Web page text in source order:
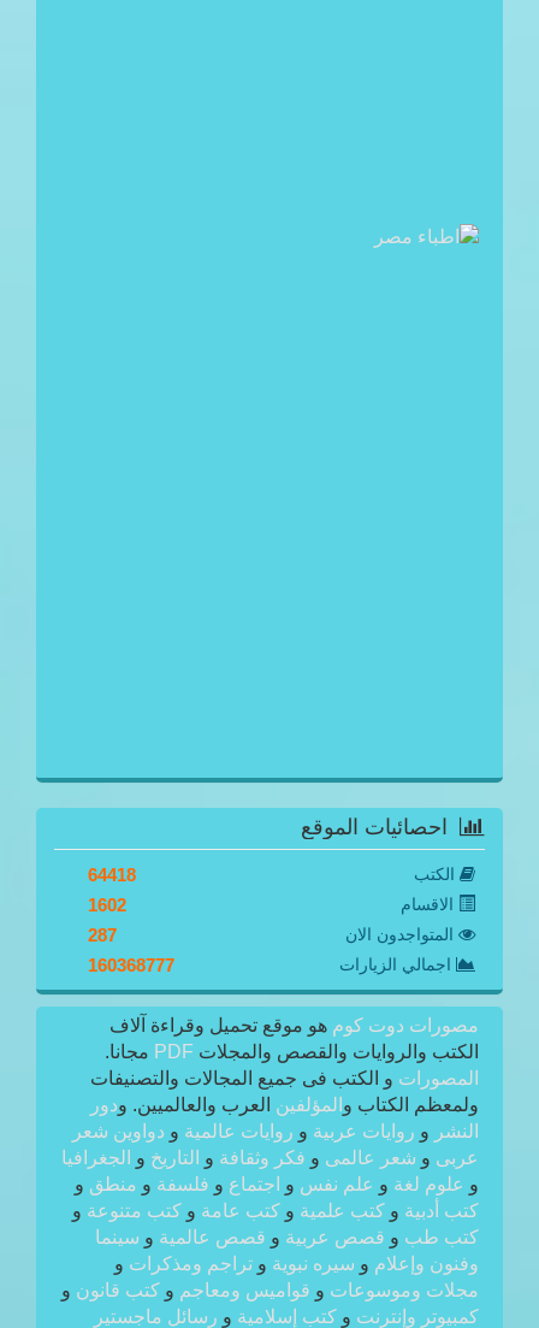
احصائيات الموقع
الكتب 64418
الاقسام 1602
المتواجدون الان 287
اجمالي الزيارات 160368777
مصورات دوت كوم هو موقع تحميل وقراءة آلاف
الكتب والروايات والقصص والمجلات PDF مجانا.
المصورات و الكتب فى جميع المجالات والتصنيفات
ولمعظم الكتاب و المؤلفين العرب والعالميين. ودور
النشر و روايات عربية و روايات عالمية و دواوين شعر
عربى و شعر عالمى و فكر وثقافة و التاريخ و الجغرافيا
و علوم لغة و علم نفس و اجتماع و فلسفة و منطق و
كتب أدبية و كتب علمية و كتب عامة و كتب متنوعة و
كتب طب و قصص عربية و قصص عالمية و سينما
وفنون وإعلام و سيره نبوية و تراجم ومذكرات و
مجلات وموسوعات و قواميس ومعاجم و كتب قانون و
كمبيوتر وإنترنت و كتب إسلامية و رسائل ماجستير